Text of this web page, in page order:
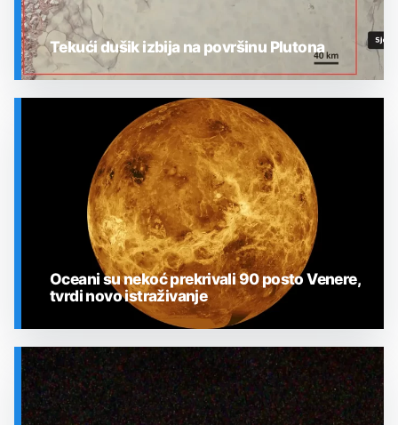
Tekući dušik izbija na površinu Plutona
SVEMIR
Oceani su nekoć prekrivali 90 posto Venere,
tvrdi novo istraživanje